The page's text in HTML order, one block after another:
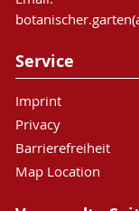
Service
Imprint
Privacy
Barrierefreiheit
Map Location